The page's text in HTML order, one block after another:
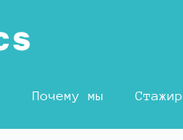
Почему мы